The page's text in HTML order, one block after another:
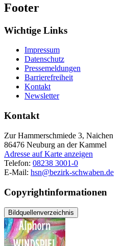
Footer
Wichtige Links
Impressum
Datenschutz
Pressemeldungen
Barrierefreiheit
Kontakt
Newsletter
Kontakt
Zur Hammerschmiede 3, Naichen
86476 Neuburg an der Kammel
Adresse auf Karte anzeigen
Telefon: 08238 3001-0
E-Mail: hsn@bezirk-schwaben.de
Copyrightinformationen
Bildquellenverzeichnis